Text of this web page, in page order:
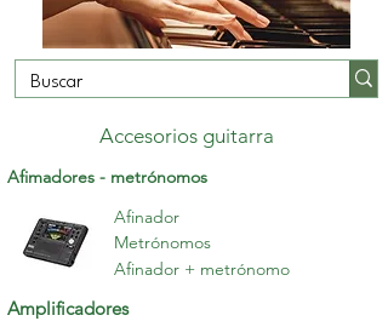
Accesorios guitarra
Afimadores - metrónomos
Afinador
Metrónomos
Afinador + metrónomo
Amplificadores